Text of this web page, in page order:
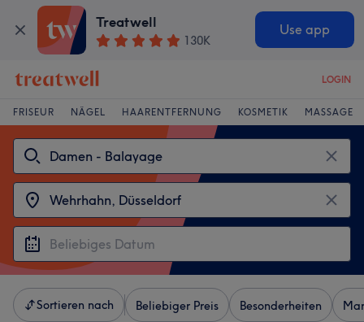
Treatwell
130K
Use app
LOGIN
FRISEUR NÄGEL HAARENTFERNUNG KOSMETIK MASSAGE
Sortieren nach Beliebiger Preis Besonderheiten